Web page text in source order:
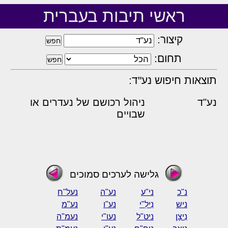
ראשי תיבות בעברית
קיצור:
תחום:
תוצאות חיפוש נע"ד:
נע"ד
ניהול רכושם של נעדרים או
שבויים
גלישה לערכים סמוכים
נ"כ ני"ע נע"ה
נעל"ח
ניש
נִילִ"י נע"ו
נע"מ
נִיצָן
ניט"ל נעו"י
נעמ"ה